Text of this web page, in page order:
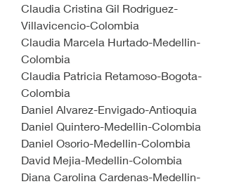
Claudia Cristina Gil Rodriguez-
Villavicencio-Colombia
Claudia Marcela Hurtado-Medellin-
Colombia
Claudia Patricia Retamoso-Bogota-
Colombia
Daniel Alvarez-Envigado-Antioquia
Daniel Quintero-Medellin-Colombia
Daniel Osorio-Medellin-Colombia
David Mejia-Medellin-Colombia
Diana Carolina Cardenas-Medellin-